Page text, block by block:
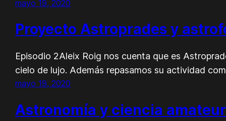
mayo 19, 2020
Proyecto Astroprades y
Episodio 2Aleix Roig nos cuenta que es
cielo de lujo. Además repasamos su actividad
mayo 19, 2020
Astronomía y ciencia